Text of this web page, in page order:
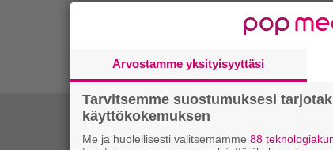
Arvostamme yksityisyyttäsi
Tarvitsemme suostumuksesi
käyttökokemuksen
Me ja huolellisesti valitsemamme 88